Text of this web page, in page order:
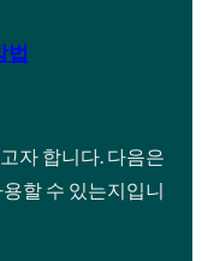
법
자 합니다. 다음은
할 수 있는지입니